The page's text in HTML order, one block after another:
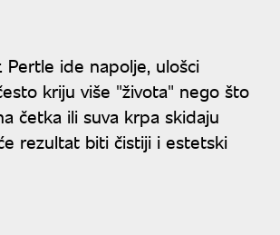
ide napolje, ulošci
kriju više "života" nego što
četka ili suva krpa skidaju
rezultat biti čistiji i estetski